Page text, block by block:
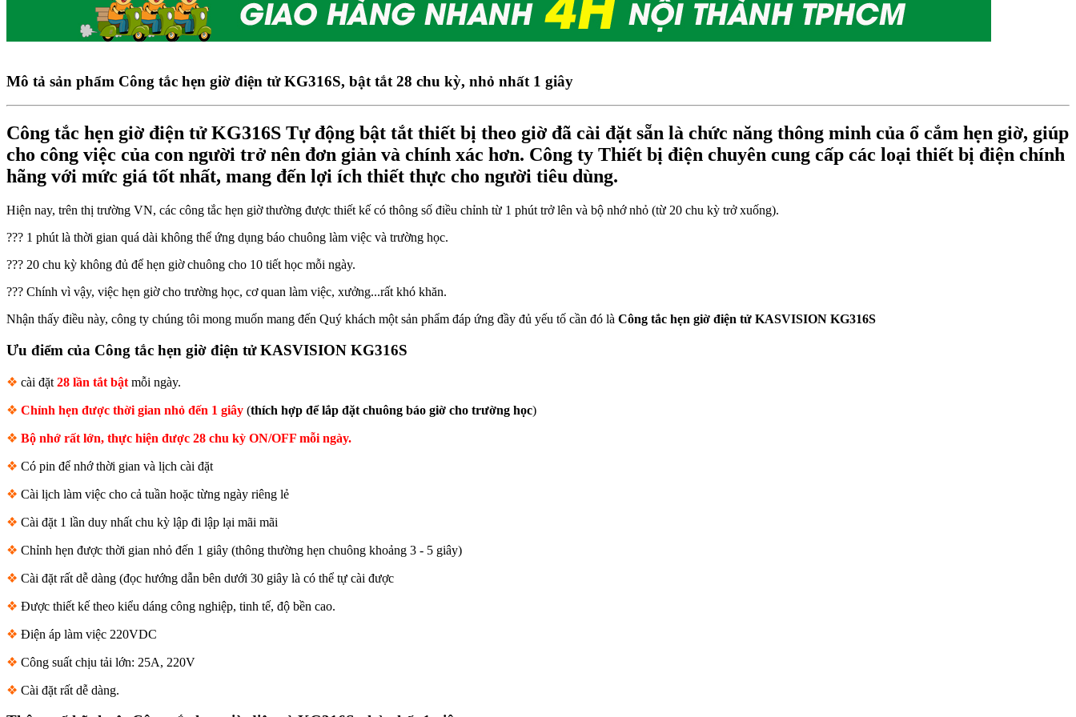
Mô tả sản phẩm Công tắc hẹn giờ điện tử KG316S, bật tắt 28 chu kỳ, nhỏ nhất 1 giây
Công tắc hẹn giờ điện tử KG316S Tự động bật tắt thiết bị theo giờ đã cài đặt sẵn là chức năng thông minh của ổ cắm hẹn giờ, giúp
cho công việc của con người trở nên đơn giản và chính xác hơn. Công ty Thiết bị điện chuyên cung cấp các loại thiết bị điện chính
hãng với mức giá tốt nhất, mang đến lợi ích thiết thực cho người tiêu dùng.
Hiện nay, trên thị trường VN, các công tắc hẹn giờ thường được thiết kế có thông số điều chỉnh từ 1 phút trở lên và bộ nhớ nhỏ (từ 20 chu kỳ trở xuống).
??? 1 phút là thời gian quá dài không thể ứng dụng báo chuông làm việc và trường học.
??? 20 chu kỳ không đủ để hẹn giờ chuông cho 10 tiết học mỗi ngày.
??? Chính vì vậy, việc hẹn giờ cho trường học, cơ quan làm việc, xưởng...rất khó khăn.
Nhận thấy điều này, công ty chúng tôi mong muốn mang đến Quý khách một sản phẩm đáp ứng đầy đủ yếu tố cần đó là Công tắc hẹn giờ điện tử KASVISION KG316S
Ưu điểm của Công tắc hẹn giờ điện tử KASVISION KG316S
❖ cài đặt 28 lần tắt bật mỗi ngày.
❖ Chỉnh hẹn được thời gian nhỏ đến 1 giây (thích hợp để lắp đặt chuông báo giờ cho trường học)
❖ Bộ nhớ rất lớn, thực hiện được 28 chu kỳ ON/OFF mỗi ngày.
❖ Có pin để nhớ thời gian và lịch cài đặt
❖ Cài lịch làm việc cho cả tuần hoặc từng ngày riêng lẻ
❖ Cài đặt 1 lần duy nhất chu kỳ lập đi lập lại mãi mãi
❖ Chỉnh hẹn được thời gian nhỏ đến 1 giây (thông thường hẹn chuông khoảng 3 - 5 giây)
❖ Cài đặt rất dễ dàng (đọc hướng dẫn bên dưới 30 giây là có thể tự cài được
❖ Được thiết kế theo kiểu dáng công nghiệp, tinh tế, độ bền cao.
❖ Điện áp làm việc 220VDC
❖ Công suất chịu tải lớn: 25A, 220V
❖ Cài đặt rất dễ dàng.